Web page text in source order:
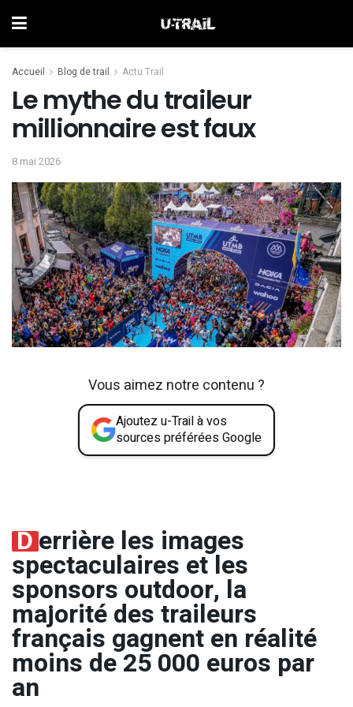
Accueil Blog de trail Actu Trail
Le mythe du traileur
millionnaire est faux
8 mai 2026
Vous aimez notre contenu ?
Ajoutez u-Trail à vos
sources préférées Google
Derrière les images
spectaculaires et les
sponsors outdoor, la
majorité des traileurs
français gagnent en réalité
moins de 25 000 euros par
an